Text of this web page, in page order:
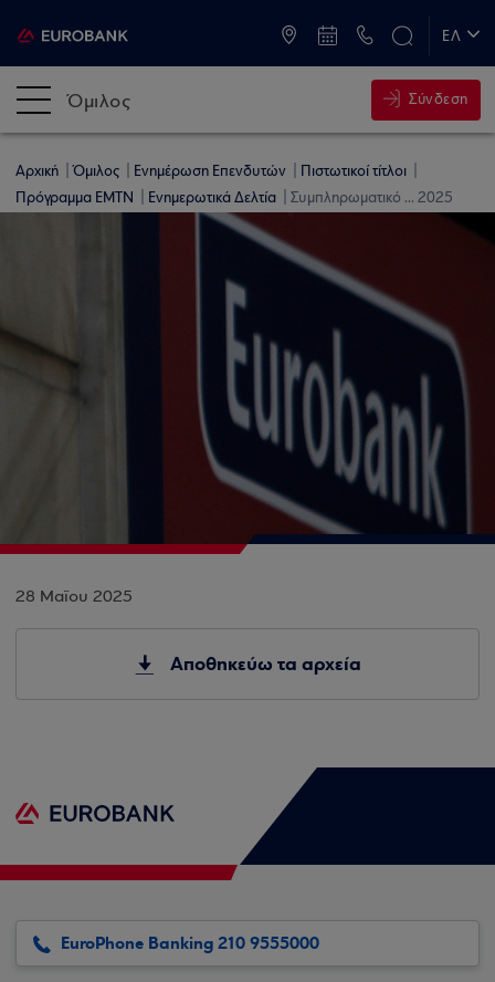
ΕΛ
Όμιλος Σύνδεση
Αρχική Όμιλος Ενημέρωση Επενδυτών
Πιστωτικοί τίτλοι
Πρόγραμμα ΕΜΤΝ
Ενημερωτικά Δελτία Συμπληρωματικό ... 2025
28 Μαΐου 2025
Αποθηκεύω τα αρχεία
EuroPhone Banking 210 9555000